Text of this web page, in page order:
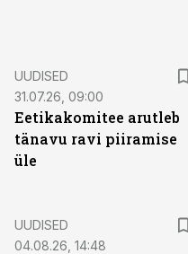
UUDISED
31.07.26, 09:00
Eetikakomitee arutleb
tänavu ravi piiramise
üle
UUDISED
04.08.26, 14:48